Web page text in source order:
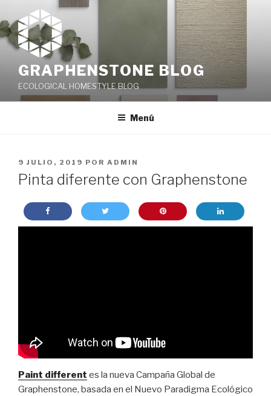
al
contenido
GRAPHENSTONE BLOG
ECOLOGICAL HOMESTYLE BLOG
Menú
PUBLICADO
EL
9 JULIO, 2019 POR ADMIN
Pinta diferente con Graphenstone
Paint different es la nueva Campaña Global de
Graphenstone, basada en el Nuevo Paradigma Ecológico